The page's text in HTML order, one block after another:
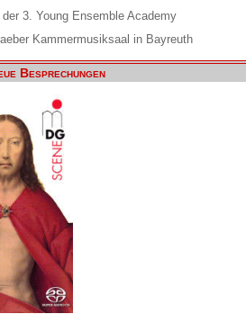
3. Young Ensemble Academy
Kammermusiksaal in Bayreuth
Besprechungen